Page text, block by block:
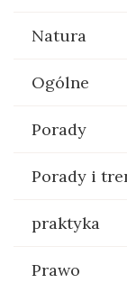
Natura
Ogólne
Porady
Porady i
praktyka
Prawo